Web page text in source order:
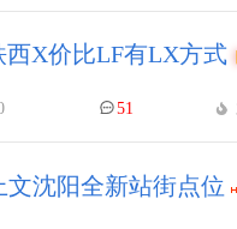
西X价比LF有LX方式
51
文沈阳全新站街点位